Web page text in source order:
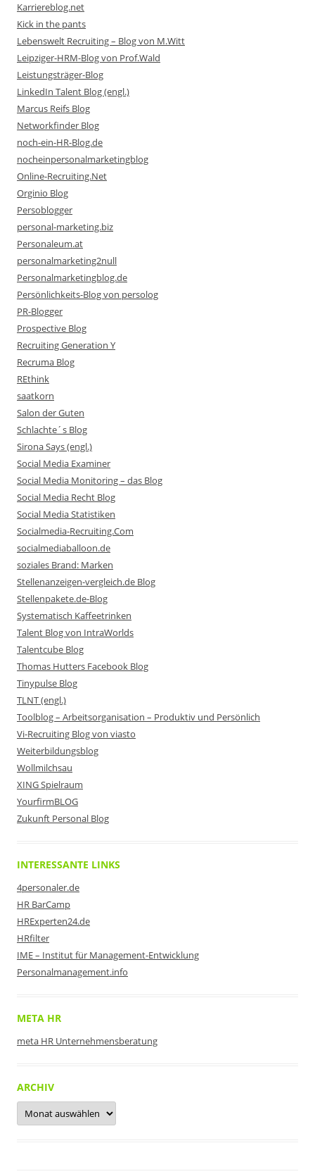
Karriereblog.net
Kick in the pants
Lebenswelt Recruiting – Blog von M.Witt
Leipziger-HRM-Blog von Prof.Wald
Leistungsträger-Blog
LinkedIn Talent Blog (engl.)
Marcus Reifs Blog
Networkfinder Blog
noch-ein-HR-Blog.de
nocheinpersonalmarketingblog
Online-Recruiting.Net
Orginio Blog
Persoblogger
personal-marketing.biz
Personaleum.at
personalmarketing2null
Personalmarketingblog.de
Persönlichkeits-Blog von persolog
PR-Blogger
Prospective Blog
Recruiting Generation Y
Recruma Blog
REthink
saatkorn
Salon der Guten
Schlachte´s Blog
Sirona Says (engl.)
Social Media Examiner
Social Media Monitoring – das Blog
Social Media Recht Blog
Social Media Statistiken
Socialmedia-Recruiting.Com
socialmediaballoon.de
soziales Brand: Marken
Stellenanzeigen-vergleich.de Blog
Stellenpakete.de-Blog
Systematisch Kaffeetrinken
Talent Blog von IntraWorlds
Talentcube Blog
Thomas Hutters Facebook Blog
Tinypulse Blog
TLNT (engl.)
Toolblog – Arbeitsorganisation – Produktiv und Persönlich
Vi-Recruiting Blog von viasto
Weiterbildungsblog
Wollmilchsau
XING Spielraum
YourfirmBLOG
Zukunft Personal Blog
INTERESSANTE LINKS
4personaler.de
HR BarCamp
HRExperten24.de
HRfilter
IME – Institut für Management-Entwicklung
Personalmanagement.info
META HR
meta HR Unternehmensberatung
ARCHIV
Archiv